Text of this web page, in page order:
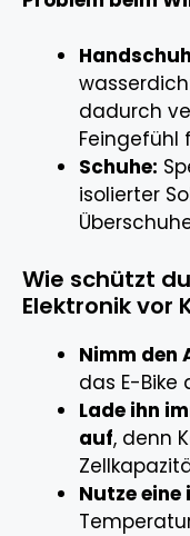
dadurch
Feingefühl
Schuhe:
isolierter
Wie schützt
Elektronik vor
Nimm den
das E-Bike
Lade ihn
auf, denn
Nutze